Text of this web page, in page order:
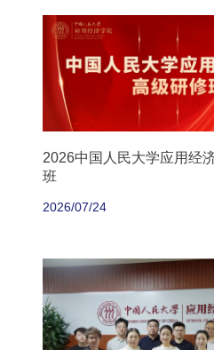
2026中国人民大学应用经
班
2026/07/24